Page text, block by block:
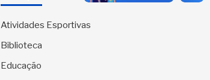
Atividades Esportivas
Biblioteca
Educação